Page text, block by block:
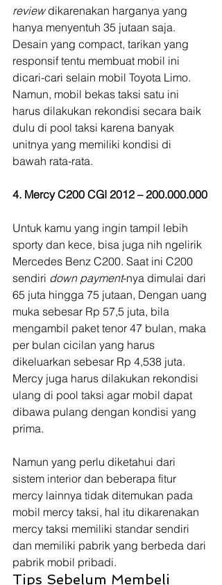
review dikarenakan harganya yang
hanya menyentuh 35 jutaan saja.
Desain yang compact, tarikan yang
responsif tentu membuat mobil ini
dicari-cari selain mobil Toyota Limo.
Namun, mobil bekas taksi satu ini
harus dilakukan rekondisi secara baik
dulu di pool taksi karena banyak
unitnya yang memiliki kondisi di
bawah rata-rata.
4. Mercy C200 CGI 2012 – 200.000.000
Untuk kamu yang ingin tampil lebih
sporty dan kece, bisa juga nih ngelirik
Mercedes Benz C200. Saat ini C200
sendiri down payment-nya dimulai dari
65 juta hingga 75 jutaan, Dengan uang
muka sebesar Rp 57,5 juta, bila
mengambil paket tenor 47 bulan, maka
per bulan cicilan yang harus
dikeluarkan sebesar Rp 4,538 juta.
Mercy juga harus dilakukan rekondisi
ulang di pool taksi agar mobil dapat
dibawa pulang dengan kondisi yang
prima.
Namun yang perlu diketahui dari
sistem interior dan beberapa fitur
mercy lainnya tidak ditemukan pada
mobil mercy taksi, hal itu dikarenakan
mercy taksi memiliki standar sendiri
dan memiliki pabrik yang berbeda dari
pabrik mobil pribadi.
Tips Sebelum Membeli